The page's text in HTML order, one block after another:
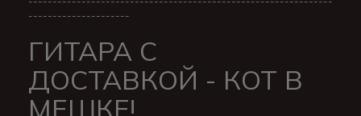
---------------------
ГИТАРА С
ДОСТАВКОЙ - КОТ В
МЕШКЕ!